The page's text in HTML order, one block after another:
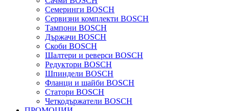
Семеринги BOSCH
Сервизни комплекти BOSCH
Тампони BOSCH
Държачи BOSCH
Скоби BOSCH
Шалтери и реверси BOSCH
Редуктори BOSCH
Шпиндели BOSCH
Фланци и шайби BOSCH
Статори BOSCH
Четкодържатели BOSCH